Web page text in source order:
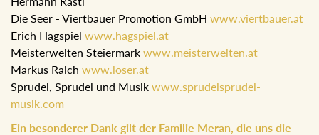
Die Seer - Viertbauer Promotion GmbH www.viertbauer.at
Erich Hagspiel www.hagspiel.at
Meisterwelten Steiermark www.meisterwelten.at
Markus Raich www.loser.at
Sprudel, Sprudel und Musik www.sprudelsprudel-
musik.com
Ein besonderer Dank gilt der Familie Meran, die uns die